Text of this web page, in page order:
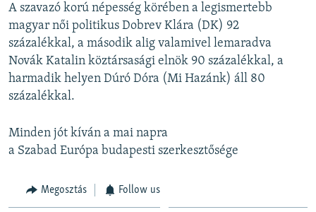
A szavazó korú népesség körében a legismertebb
magyar női politikus Dobrev Klára (DK) 92
százalékkal, a második alig valamivel lemaradva
Novák Katalin köztársasági elnök 90 százalékkal, a
harmadik helyen Dúró Dóra (Mi Hazánk) áll 80
százalékkal.
Minden jót kíván a mai napra
a Szabad Európa budapesti szerkesztősége
Megosztás Follow us